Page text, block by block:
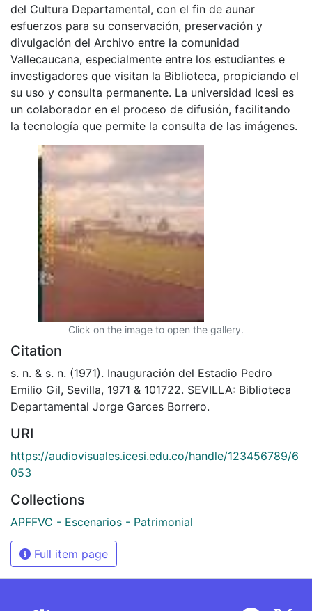
del Cultura Departamental, con el fin de aunar
esfuerzos para su conservación, preservación y
divulgación del Archivo entre la comunidad
Vallecaucana, especialmente entre los estudiantes e
investigadores que visitan la Biblioteca, propiciando el
su uso y consulta permanente. La universidad Icesi es
un colaborador en el proceso de difusión, facilitando
la tecnología que permite la consulta de las imágenes.
Click on the image to open the gallery.
Citation
s. n. & s. n. (1971). Inauguración del Estadio Pedro
Emilio Gil, Sevilla, 1971 & 101722. SEVILLA: Biblioteca
Departamental Jorge Garces Borrero.
URI
https://audiovisuales.icesi.edu.co/handle/123456789/6
053
Collections
APFFVC - Escenarios - Patrimonial
Full item page